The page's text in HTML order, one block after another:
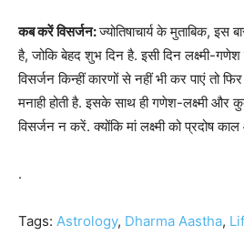
कब करें विसर्जन:ज्योतिषाचार्य के मुताबिक, इस
है, जोकि बेहद शुभ दिन है. इसी दिन लक्ष्मी-गणेश
विसर्जन किन्हीं कारणों से नहीं भी कर पाएं तो
मनाही होती है. इसके साथ ही गणेश-लक्ष्मी और
विसर्जन न करें. क्योंकि मां लक्ष्मी को प्रदोष
.
Tags: Astrology, Dharma Aastha,